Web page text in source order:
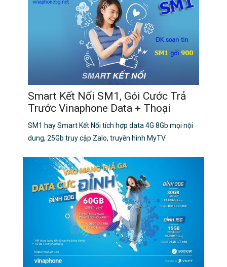
Smart Kết Nối SM1, Gói Cước Trả
Trước Vinaphone Data + Thoại
SM1 hay Smart Kết Nối tích hợp data 4G 8Gb mọi nội
dung, 25Gb truy cập Zalo, truyền hình MyTV